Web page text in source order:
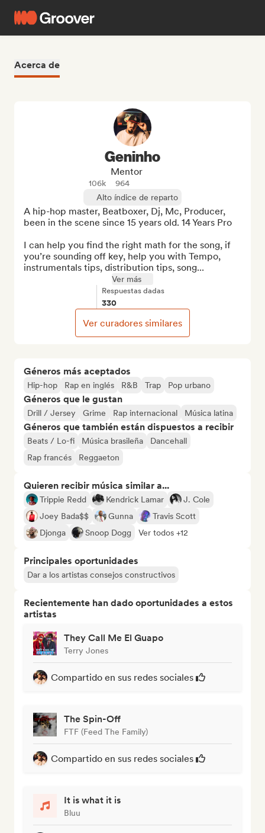
Acerca de
Géneros más aceptados
Hip-hop Rap en inglés R&B Trap Pop urbano
Géneros que le gustan
Drill / Jersey Grime Rap internacional Música latina
Géneros que también están dispuestos a recibir
Beats / Lo-fi Música brasileña
Dancehall
Rap francés
Reggaeton
Quieren recibir música similar a...
Trippie Redd Kendrick Lamar
J. Cole
Joey Bada$$
Gunna
Travis Scott
Djonga
Snoop Dogg Ver todos +12
Principales oportunidades
Dar a los artistas consejos constructivos
Recientemente han dado oportunidades a estos
artistas
They Call Me El Guapo
Terry Jones
Compartido en sus redes sociales
The Spin-Off
FTF (Feed The Family)
Compartido en sus redes sociales
It is what it is
Bluu
Geninho
Mentor
106k
964
Alto índice de reparto
A hip-hop master, Beatboxer, Dj, Mc, Producer,
been in the scene since 15 years old. 14 Years Pro
I can help you find the right math for the song, if
you’re sounding off key, help you with Tempo,
instrumentals tips, distribution tips, song...
Ver más
Respuestas dadas
330
Ver curadores similares